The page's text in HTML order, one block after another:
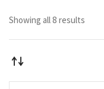
Showing all 8 results